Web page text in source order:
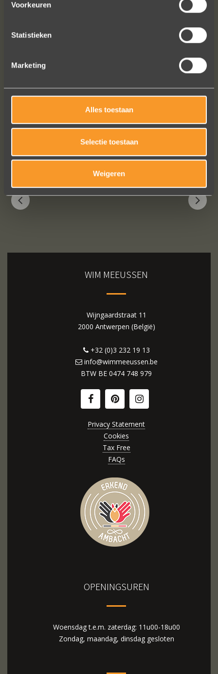
Voorkeuren
Statistieken
Marketing
Alles toestaan
Selectie toestaan
Weigeren
Erik Koopmans
WIM MEEUSSEN
Wijngaardstraat 11
2000 Antwerpen (België)
+32 (0)3 232 19 13
info@wimmeeussen.be
BTW BE 0474 748 979
Privacy Statement
Cookies
Tax Free
FAQs
OPENINGSUREN
Woensdag t.e.m. zaterdag: 11u00-18u00
Zondag, maandag, dinsdag gesloten